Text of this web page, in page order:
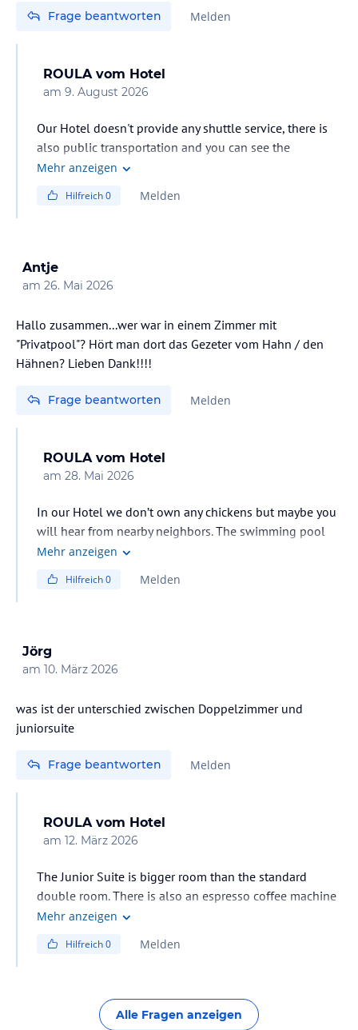
Frage beantworten Melden
ROULA vom Hotel
am 9. August 2026
Our Hotel doesn't provide any shuttle service, there is
also public transportation and you can see the
timetables and the itineraries through here :
The cost for a TAXI from the airport to the airport costs
Mehr anzeigen
Hilfreich0 Melden
Antje
am 26. Mai 2026
Hallo zusammen...wer war in einem Zimmer mit
"Privatpool"? Hört man dort das Gezeter vom Hahn / den
Hähnen? Lieben Dank!!!!
Frage beantworten Melden
ROULA vom Hotel
am 28. Mai 2026
In our Hotel we don’t own any chickens but maybe you
will hear from nearby neighbors. The swimming pool
rooms, all of them, are located in one sector next to our
Mehr anzeigen
Hilfreich0 Melden
Jörg
am 10. März 2026
was ist der unterschied zwischen Doppelzimmer und
juniorsuite
Frage beantworten Melden
ROULA vom Hotel
am 12. März 2026
The Junior Suite is bigger room than the standard
double room. There is also an espresso coffee machine
in Junior Suites.
Mehr anzeigen
Hilfreich0 Melden
Alle Fragen anzeigen